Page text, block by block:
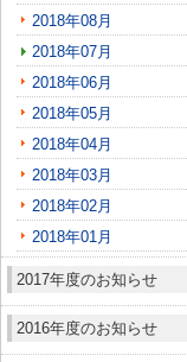
2018年08月
2018年07月
2018年06月
2018年05月
2018年04月
2018年03月
2018年02月
2018年01月
2017年度のお知らせ
2016年度のお知らせ